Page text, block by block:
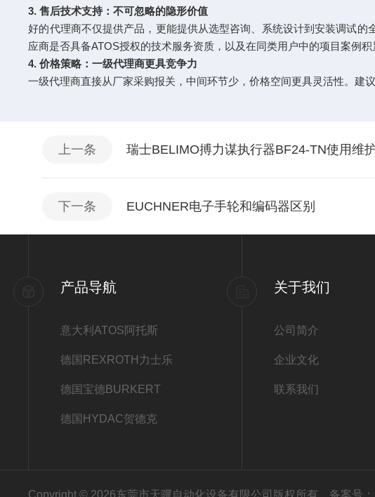
3. 售后技术支持：不可忽略的隐形价值
好的代理商不仅提供产品，更能提供从选型咨询、系统设计到安装调试
应商是否具备ATOS授权的技术服务资质，以及在同类用户中的项目案例积
4. 价格策略：一级代理商更具竞争力
一级代理商直接从厂家采购报关，中间环节少，价格空间更具灵活性。建
上一条 瑞士BELIMO搏力谋执行器BF24-TN使用维
下一条 EUCHNER电子手轮和编码器区别
产品导航
意大利ATOS阿托斯
德国REXROTH力士乐
德国宝德BURKERT
德国HYDAC贺德克
关于我们
公司简介
企业文化
联系我们
Copyright © 2026东莞市天骥自动化设备有限公司版权所有 备案号